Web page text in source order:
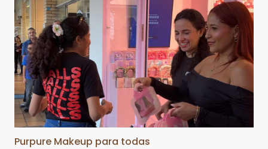
Purpure Makeup para todas